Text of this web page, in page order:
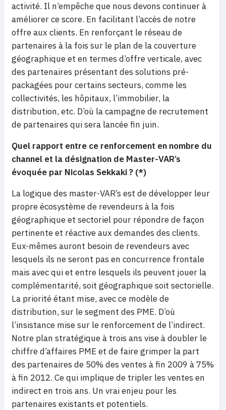
activité. Il n’empêche que nous devons continuer à
améliorer ce score. En facilitant l’accès de notre
offre aux clients. En renforçant le réseau de
partenaires à la fois sur le plan de la couverture
géographique et en termes d’offre verticale, avec
des partenaires présentant des solutions pré-
packagées pour certains secteurs, comme les
collectivités, les hôpitaux, l’immobilier, la
distribution, etc. D’où la campagne de recrutement
de partenaires qui sera lancée fin juin.
Quel rapport entre ce renforcement en nombre du
channel et la désignation de Master-VAR’s
évoquée par Nicolas Sekkaki ? (*)
La logique des master-VAR’s est de développer leur
propre écosystème de revendeurs à la fois
géographique et sectoriel pour répondre de façon
pertinente et réactive aux demandes des clients.
Eux-mêmes auront besoin de revendeurs avec
lesquels ils ne seront pas en concurrence frontale
mais avec qui et entre lesquels ils peuvent jouer la
complémentarité, soit géographique soit sectorielle.
La priorité étant mise, avec ce modèle de
distribution, sur le segment des PME. D’où
l’insistance mise sur le renforcement de l’indirect.
Notre plan stratégique à trois ans vise à doubler le
chiffre d’affaires PME et de faire grimper la part
des partenaires de 50% des ventes à fin 2009 à 75%
à fin 2012. Ce qui implique de tripler les ventes en
indirect en trois ans. Un vrai enjeu pour les
partenaires existants et potentiels.